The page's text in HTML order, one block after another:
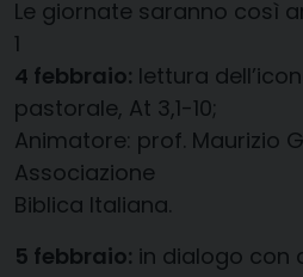
Le giornate saranno così
1
4 febbraio: lettura
pastorale, At 3,1-10;
Animatore: prof. Maurizio
Associazione
Biblica Italiana.
5 febbraio: in dialogo con